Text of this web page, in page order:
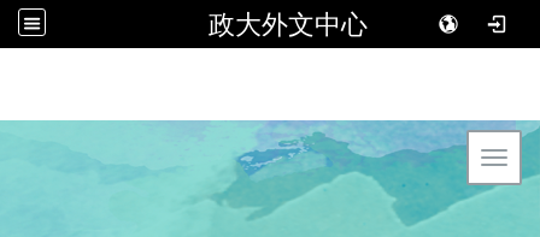
政大外文中心